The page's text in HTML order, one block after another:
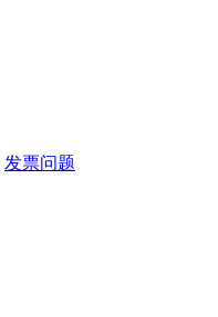
发票问题